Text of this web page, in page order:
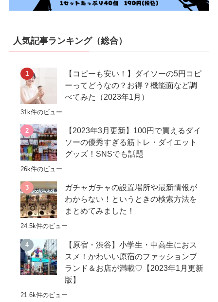
人気記事ランキング（総合）
【コピーも安い！】ダイソーの5円コピ
ーってどうなの？お得？機能面など調
べてみた（2023年1月）
31k件のビュー
【2023年3月更新】100円で買えるダイ
ソーの優秀すぎる筋トレ・ダイエット
グッズ！SNSでも話題
26k件のビュー
ガチャガチャの設置場所や最新情報が
わからない！というときの検索方法を
まとめてみました！
24.5k件のビュー
【原宿・渋谷】小学生・中高生におス
スメ！かわいい原宿のファッションブ
ランド＆お店が満載♡【2023年1月更新
版】
21.6k件のビュー